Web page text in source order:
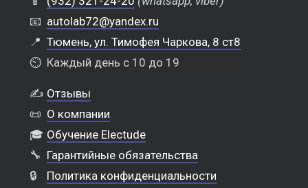
📧 autolab72@yandex.ru
📍 Тюмень, ул. Тимофея Чаркова, 8 ст8
⏲️ Каждый день с 10 до 19
✍️ Отзывы
📜 О компании
🎓 Обучение Electude
🔧 Гарантийные обязательства
🔒
Политика конфиденциальности